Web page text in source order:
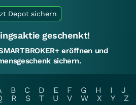
Depot sichern
geschenkt!
eröffnen und
sichern.
B C D E F G H I
J
R S T U V W X Y
Z